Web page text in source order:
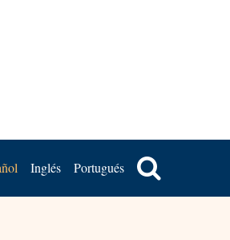
Inglés Portugués